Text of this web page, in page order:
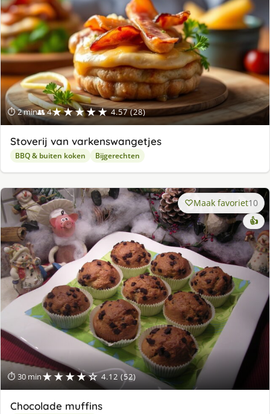
⏱ 2 min👥 4★★★★★ 4.57 (28)
Stoverij van varkenswangetjes
BBQ & buiten koken Bijgerechten
⏱ 30 min★★★★☆ 4.12 (52)
Maak favoriet10
👍
Chocolade muffins